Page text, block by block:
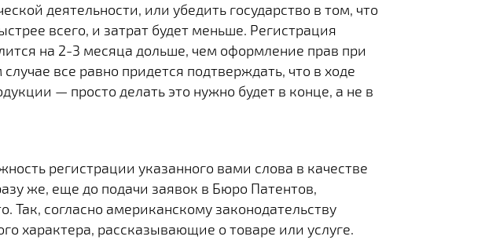
деятельности, или убедить государство в том, что
всего, и затрат будет меньше. Регистрация
на 2-3 месяца дольше, чем оформление прав при
все равно придется подтверждать, что в ходе
— просто делать это нужно будет в конце, а не в
регистрации указанного вами слова в качестве
же, еще до подачи заявок в Бюро Патентов,
согласно американскому законодательству
характера, рассказывающие о товаре или услуге.